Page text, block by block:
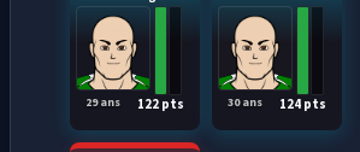
122 pts
29 ans 124 pts
30 ans